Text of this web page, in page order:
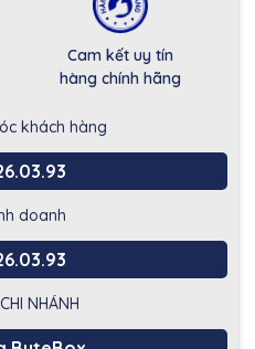
Cam kết uy tín
hàng chính hãng
khách hàng
doanh
NHÁNH